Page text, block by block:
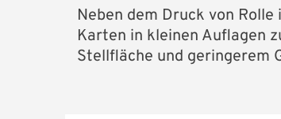
Neben dem Druck von
Karten in kleinen Auflagen
Stellfläche und geringerem